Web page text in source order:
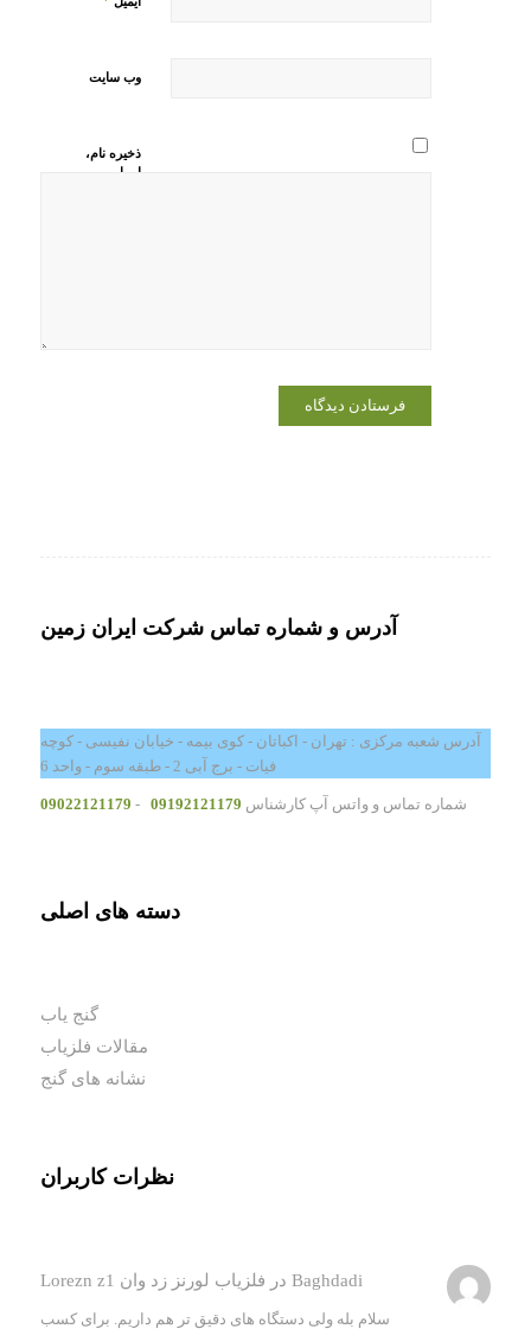
وب‌ سایت
ذخیره نام،
ایمیل و
آدرس و شماره تماس شرکت ایران زمین
آدرس شعبه مرکزی : تهران - اکباتان - کوی بیمه - خیابان نفیسی - کوچه
فیات - برج آبی 2 - طبقه سوم - واحد 6
شماره تماس و واتس آپ کارشناس 09192121179
-
09022121179
دسته های اصلی
گنج یاب
مقالات فلزیاب
نشانه های گنج
نظرات کاربران
Baghdadi در فلزیاب لورنز زد وان Lorezn z1
سلام بله ولی دستگاه های دقیق تر هم داریم. برای کسب